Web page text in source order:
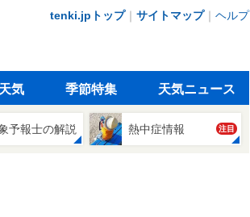
tenki.jpトップ｜ サイトマップ｜ ヘルプ
気 季節特集 天気ニュース
予報士の解説 熱中症情報 注目